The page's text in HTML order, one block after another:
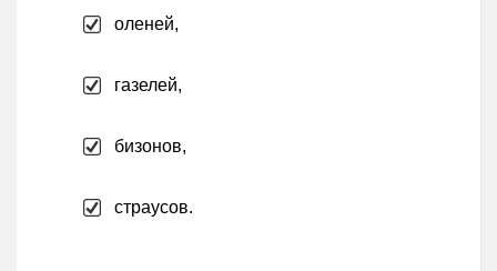
оленей,
газелей,
бизонов,
страусов.